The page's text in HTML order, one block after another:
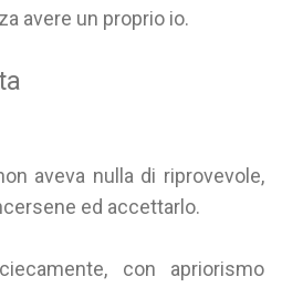
avere un proprio io.
aveva nulla di riprovevole,
ed accettarlo.
con apriorismo